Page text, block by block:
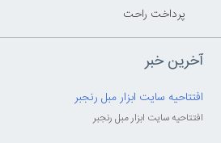
پرداخت راحت
آخرین خبر
افتتاحیه سایت ابزار مبل رنجبر
افتتاحیه سایت ابزار مبل رنجبر